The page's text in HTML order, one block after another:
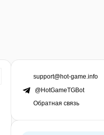
support@hot-game.info
@HotGameTGBot
Обратная связь